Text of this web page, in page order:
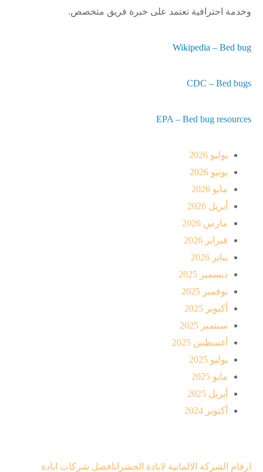
وخدمة احترافية تعتمد على خبرة فريق متخصص.
Wikipedia – Bed bug
CDC – Bed bugs
EPA – Bed bug resources
يوليو 2026
يونيو 2026
مايو 2026
أبريل 2026
مارس 2026
فبراير 2026
يناير 2026
ديسمبر 2025
نوفمبر 2025
أكتوبر 2025
سبتمبر 2025
أغسطس 2025
يوليو 2025
مايو 2025
أبريل 2025
أكتوبر 2024
ارقام الشركة الالمانية لابادة الحشراتافضل شركات ابادة